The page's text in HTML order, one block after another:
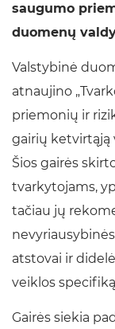
saugumo
duomenų
Valstybinė
atnaujino
priemonių ir
gairių ketvirtąją
Šios gairės
tvarkytojams,
tačiau jų
atstovai ir
veiklos
Gairės siekia